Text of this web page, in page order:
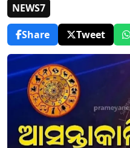
NEWS7
Share
Tweet